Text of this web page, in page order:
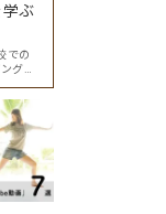
ぶ
での
グを
もや
で…